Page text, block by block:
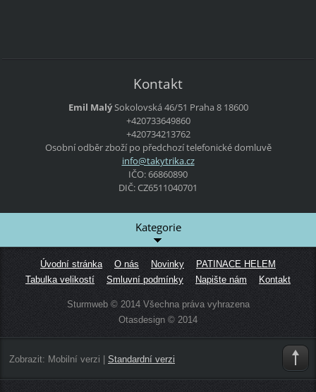
Kontakt
Emil MalýSokolovská 46/51 Praha 818600
+420733649860
+420734213762
Osobní odběr zboží po předchozí telefonické domluvě
info@takytrika.cz
IČO: 66860890
DIČ: CZ6511040701
Kategorie
Úvodní stránka O nás Novinky
PATINACE HELEM
Tabulka velikostí
Smluvní podmínky Napište nám Kontakt
Sturmweb © 2014 Všechna práva vyhrazena
Otasdesign © 2014
Zobrazit: Mobilní verzi Standardní verzi